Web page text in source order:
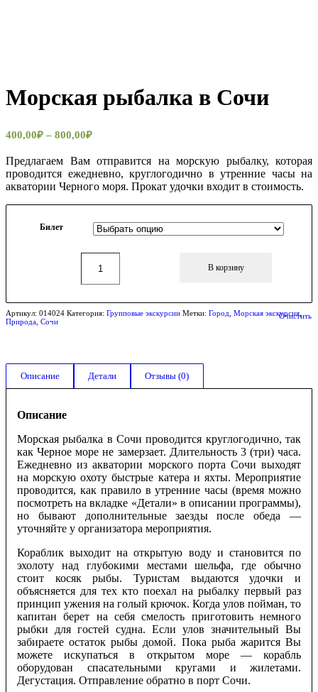
Морская рыбалка в Сочи
400,00₽ – 800,00₽
Предлагаем Вам отправится на морскую рыбалку, которая
проводится ежедневно, круглогодично в утренние часы на
акватории Черного моря. Прокат удочки входит в стоимость.
Билет
Очистить
В корзину
Артикул: 014024 Категория: Групповые экскурсии Метки: Город Морская экскурсия
Природа Сочи
Описание Детали Отзывы (0)
Описание
Морская рыбалка в Сочи проводится круглогодично, так
как Черное море не замерзает. Длительность 3 (три) часа.
Ежедневно из акватории морского порта Сочи выходят
на морскую охоту быстрые катера и яхты. Мероприятие
проводится, как правило в утренние часы (время можно
посмотреть на вкладке «Детали» в описании программы),
но бывают дополнительные заезды после обеда —
уточняйте у организатора мероприятия.
Кораблик выходит на открытую воду и становится по
эхолоту над глубокими местами шельфа, где обычно
стоит косяк рыбы. Туристам выдаются удочки и
объясняется для тех кто поехал на рыбалку первый раз
принцип ужения на голый крючок. Когда улов пойман, то
капитан берет на себя смелость приготовить немного
рыбки для гостей судна. Если улов значительный Вы
забираете остаток рыбы домой. Пока рыба жарится Вы
можете искупаться в открытом море — корабль
оборудован спасательными кругами и жилетами.
Дегустация. Отправление обратно в порт Сочи.